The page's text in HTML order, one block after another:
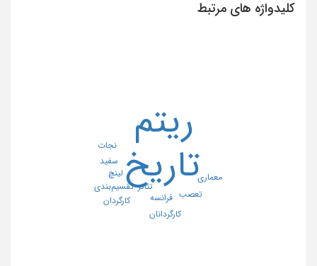
کلیدواژه های مرتبط
تاریخ
ریتم
تئاتر
تعصب
تقسیم‌بندی
سفید
فرانسه
لینچ معماری
نجات
کارگردان
کارگردانان